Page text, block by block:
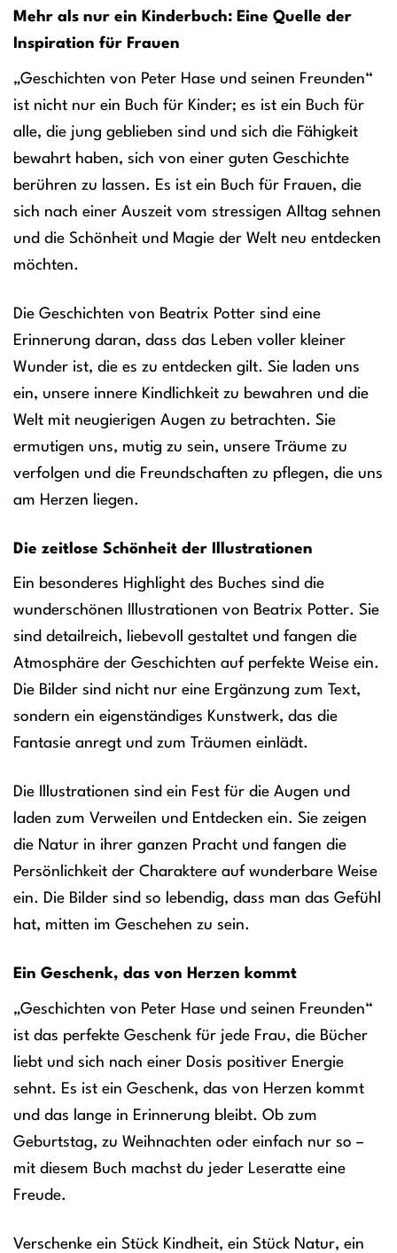
Mehr als nur ein Kinderbuch: Eine Quelle der
Inspiration für Frauen
„Geschichten von Peter Hase und seinen Freunden“
ist nicht nur ein Buch für Kinder; es ist ein Buch für
alle, die jung geblieben sind und sich die Fähigkeit
bewahrt haben, sich von einer guten Geschichte
berühren zu lassen. Es ist ein Buch für Frauen, die
sich nach einer Auszeit vom stressigen Alltag sehnen
und die Schönheit und Magie der Welt neu entdecken
möchten.
Die Geschichten von Beatrix Potter sind eine
Erinnerung daran, dass das Leben voller kleiner
Wunder ist, die es zu entdecken gilt. Sie laden uns
ein, unsere innere Kindlichkeit zu bewahren und die
Welt mit neugierigen Augen zu betrachten. Sie
ermutigen uns, mutig zu sein, unsere Träume zu
verfolgen und die Freundschaften zu pflegen, die uns
am Herzen liegen.
Die zeitlose Schönheit der Illustrationen
Ein besonderes Highlight des Buches sind die
wunderschönen Illustrationen von Beatrix Potter. Sie
sind detailreich, liebevoll gestaltet und fangen die
Atmosphäre der Geschichten auf perfekte Weise ein.
Die Bilder sind nicht nur eine Ergänzung zum Text,
sondern ein eigenständiges Kunstwerk, das die
Fantasie anregt und zum Träumen einlädt.
Die Illustrationen sind ein Fest für die Augen und
laden zum Verweilen und Entdecken ein. Sie zeigen
die Natur in ihrer ganzen Pracht und fangen die
Persönlichkeit der Charaktere auf wunderbare Weise
ein. Die Bilder sind so lebendig, dass man das Gefühl
hat, mitten im Geschehen zu sein.
Ein Geschenk, das von Herzen kommt
„Geschichten von Peter Hase und seinen Freunden“
ist das perfekte Geschenk für jede Frau, die Bücher
liebt und sich nach einer Dosis positiver Energie
sehnt. Es ist ein Geschenk, das von Herzen kommt
und das lange in Erinnerung bleibt. Ob zum
Geburtstag, zu Weihnachten oder einfach nur so –
mit diesem Buch machst du jeder Leseratte eine
Freude.
Verschenke ein Stück Kindheit, ein Stück Natur, ein